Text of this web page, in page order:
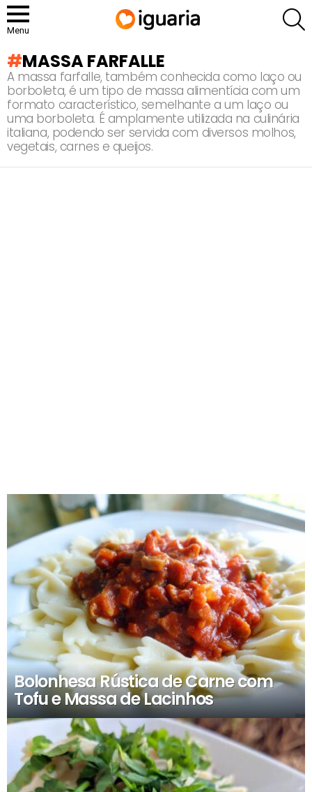
Menu
MASSA FARFALLE
A massa farfalle, também conhecida como laço ou
borboleta, é um tipo de massa alimentícia com um
formato característico, semelhante a um laço ou
uma borboleta. É amplamente utilizada na culinária
italiana, podendo ser servida com diversos molhos,
vegetais, carnes e queijos.
RECOMENDADOS
Bolonhesa Rústica de Carne com
Tofu e Massa de Lacinhos